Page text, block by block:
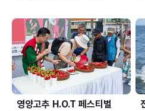
영양고추 H.O.T 페스티벌